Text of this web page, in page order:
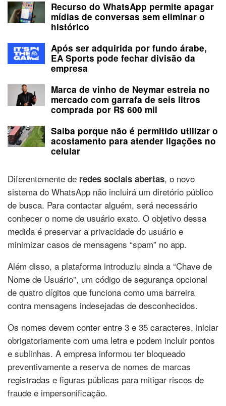
Recurso do WhatsApp permite apagar
mídias de conversas sem eliminar o
histórico
Após ser adquirida por fundo árabe,
EA Sports pode fechar divisão da
empresa
Marca de vinho de Neymar estreia no
mercado com garrafa de seis litros
comprada por R$ 600 mil
Saiba porque não é permitido utilizar o
acostamento para atender ligações no
celular
Diferentemente de redes sociais abertas, o novo
sistema do WhatsApp não incluirá um diretório público
de busca. Para contactar alguém, será necessário
conhecer o nome de usuário exato. O objetivo dessa
medida é preservar a privacidade do usuário e
minimizar casos de mensagens “spam” no app.
Além disso, a plataforma introduziu ainda a “Chave de
Nome de Usuário”, um código de segurança opcional
de quatro dígitos que funciona como uma barreira
contra mensagens indesejadas de desconhecidos.
Os nomes devem conter entre 3 e 35 caracteres, iniciar
obrigatoriamente com uma letra e podem incluir pontos
e sublinhas. A empresa informou ter bloqueado
preventivamente a reserva de nomes de marcas
registradas e figuras públicas para mitigar riscos de
fraude e impersonificação.